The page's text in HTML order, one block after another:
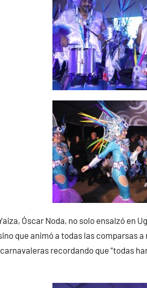
Óscar Noda, no solo ensalzó en
que animó a todas las comparsas
recordando que “todas